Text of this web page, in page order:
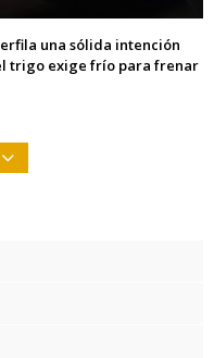
una sólida intención
trigo exige frío para frenar